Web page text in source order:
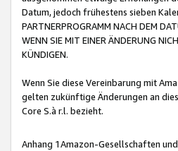
Datum, jedoch frühestens sieben
PARTNERPROGRAMM NACH DEM
WENN SIE MIT EINER ÄNDERUNG
KÜNDIGEN.
Wenn Sie diese Vereinbarung mit
gelten zukünftige Änderungen an
Core S.à r.l. bezieht.
Anhang 1Amazon-Gesellschaften